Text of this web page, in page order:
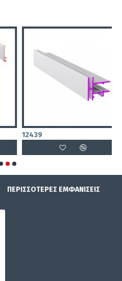
12439
ΠΕΡΙΣΣΌΤΕΡΕΣ ΕΜΦΑΝΊΣΕΙΣ